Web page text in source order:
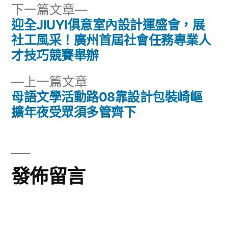
文
章
導
覽
上一篇文章
一
篇
母語文學活動路08靠設計包裝崎嶇
擴年夜受眾須多管齊下
下一篇文章
下
一
篇
文
迎全JIUYI俱意室內設計運盛會，展
社工風采！廣州首屆社會任務專業人
才技巧競賽舉辦
發佈留言